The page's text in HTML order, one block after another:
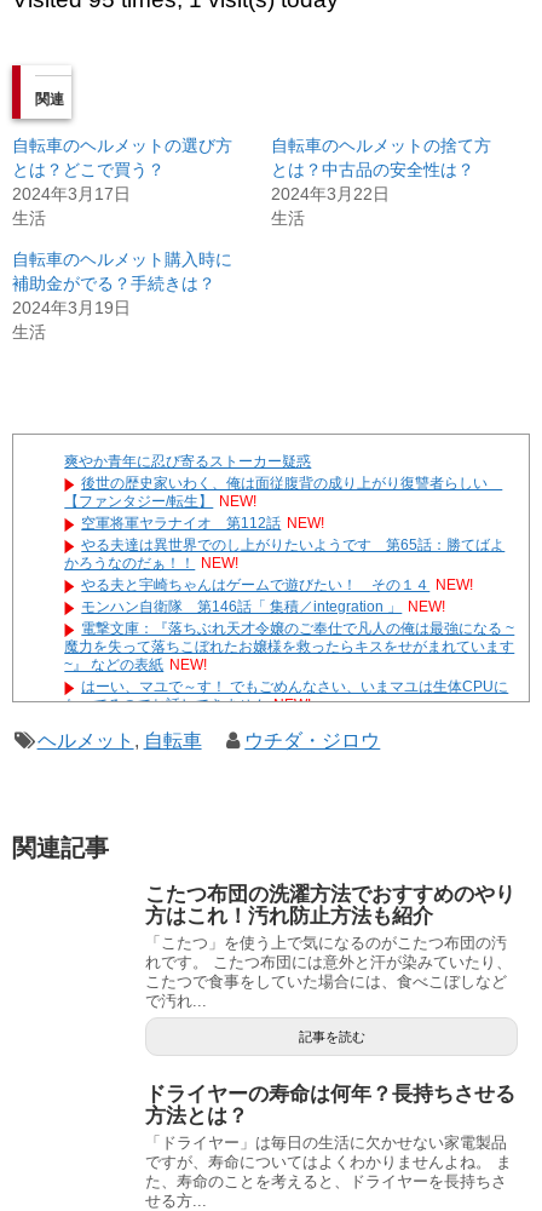
関連
自転車のヘルメットの選び方
とは？どこで買う？
2024年3月17日
生活
自転車のヘルメットの捨て方
とは？中古品の安全性は？
2024年3月22日
生活
自転車のヘルメット購入時に
補助金がでる？手続きは？
2024年3月19日
生活
爽やか青年に忍び寄るストーカー疑惑
後世の歴史家いわく、俺は面従腹背の成り上がり復讐者らしい
【ファンタジー/転生】
NEW!
空軍将軍ヤラナイオ 第112話 NEW!
やる夫達は異世界でのし上がりたいようです 第65話：勝てばよ
かろうなのだぁ！！
NEW!
やる夫と宇崎ちゃんはゲームで遊びたい！ その１４
NEW!
モンハン自衛隊 第146話「 集積／integration 」
NEW!
電撃文庫：『落ちぶれ天才令嬢のご奉仕で凡人の俺は最強になる ~
魔力を失って落ちこぼれたお嬢様を救ったらキスをせがまれています
~』 などの表紙 NEW!
はーい、マユで～す！ でもごめんなさい、いまマユは生体CPUに
なってるのでお話しできません NEW!
やる夫達は安価で作られた世界で生きているようです ２９６
２ -32
ヘルメット , 自転車 ウチダ・ジロウ
関連記事
こたつ布団の洗濯方法でおすすめのやり
方はこれ！汚れ防止方法も紹介
「こたつ」を使う上で気になるのがこたつ布団の汚
れです。 こたつ布団には意外と汗が染みていたり、
こたつで食事をしていた場合には、食べこぼしなど
で汚れ...
記事を読む
ドライヤーの寿命は何年？長持ちさせる
方法とは？
「ドライヤー」は毎日の生活に欠かせない家電製品
ですが、寿命についてはよくわかりませんよね。 ま
た、寿命のことを考えると、ドライヤーを長持ちさ
せる方...